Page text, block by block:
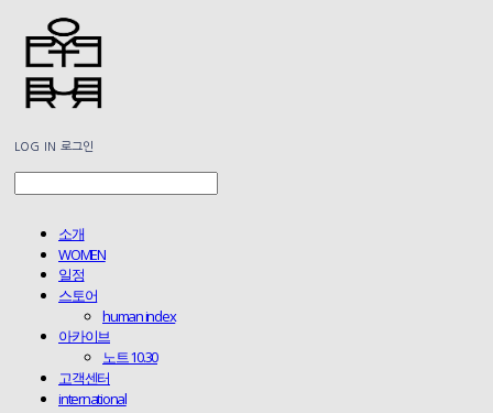
LOG IN 로그인
소개
WOMEN
일정
스토어
human index
아카이브
노트 10.30
고객센터
international